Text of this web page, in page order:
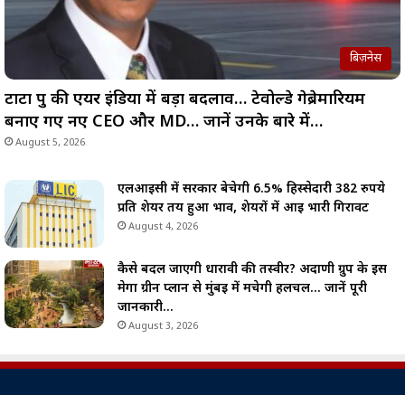
बिज़नेस
टाटा ग्रुप की एयर इंडिया में बड़ा बदलाव… टेवोल्डे गेब्रेमारियम
बनाए गए नए CEO और MD… जानें उनके बारे में…
August 5, 2026
एलआईसी में सरकार बेचेगी 6.5% हिस्सेदारी 382 रुपये
प्रति शेयर तय हुआ भाव, शेयरों में आई भारी गिरावट
August 4, 2026
कैसे बदल जाएगी धारावी की तस्वीर? अदाणी ग्रुप के इस
मेगा ग्रीन प्लान से मुंबई में मचेगी हलचल… जानें पूरी
जानकारी…
August 3, 2026